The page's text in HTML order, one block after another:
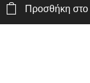
Προσθήκη στο